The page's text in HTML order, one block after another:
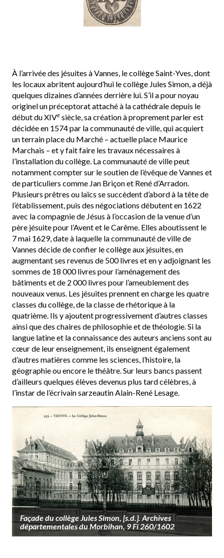
À l’arrivée des jésuites à Vannes, le collège Saint-Yves, dont
les locaux abritent aujourd’hui le collège Jules Simon, a déjà
quelques dizaines d’années derrière lui. S’il a pour noyau
originel un préceptorat attaché à la cathédrale depuis le
début du XIVe siècle, sa création à proprement parler est
décidée en 1574 par la communauté de ville, qui acquiert
un terrain place du Marché – actuelle place Maurice
Marchais – et y fait faire les travaux nécessaires à
l’installation du collège. La communauté de ville peut
notamment compter sur le soutien de l’évêque de Vannes et
de particuliers comme Jan Briçon et René d’Arradon.
Plusieurs prêtres ou laïcs se succèdent d’abord à la tête de
l’établissement, puis des négociations débutent en 1622
avec la compagnie de Jésus à l’occasion de la venue d’un
père jésuite pour l’Avent et le Carême. Elles aboutissent le
7 mai 1629, date à laquelle la communauté de ville de
Vannes décide de confier le collège aux jésuites, en
augmentant ses revenus de 500 livres et en y adjoignant les
sommes de 18 000 livres pour l’aménagement des
bâtiments et de 2 000 livres pour l’ameublement des
nouveaux venus. Les jésuites prennent en charge les quatre
classes du collège, de la classe de rhétorique à la
quatrième. Ils y ajoutent progressivement d’autres classes
ainsi que des chaires de philosophie et de théologie. Si la
langue latine et la connaissance des auteurs anciens sont au
cœur de leur enseignement, ils enseignent également
d’autres matières comme les sciences, l’histoire, la
géographie ou encore le théâtre. Sur leurs bancs passent
d’ailleurs quelques élèves devenus plus tard célèbres, à
l’instar de l’écrivain sarzeautin Alain-René Lesage.
Façade du collège Jules Simon, [s.d.]. Archives
départementales du Morbihan, 9 Fi 260/1602